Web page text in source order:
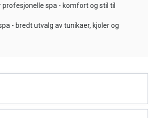
spa - komfort og stil til
- bredt utvalg av tunikaer, kjoler og